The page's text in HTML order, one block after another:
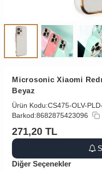
Microsonic Xiaomi
Beyaz
Ürün Kodu:CS475-OLV-
Barkod:8682875423096
271,20 TL
Diğer Seçenekler